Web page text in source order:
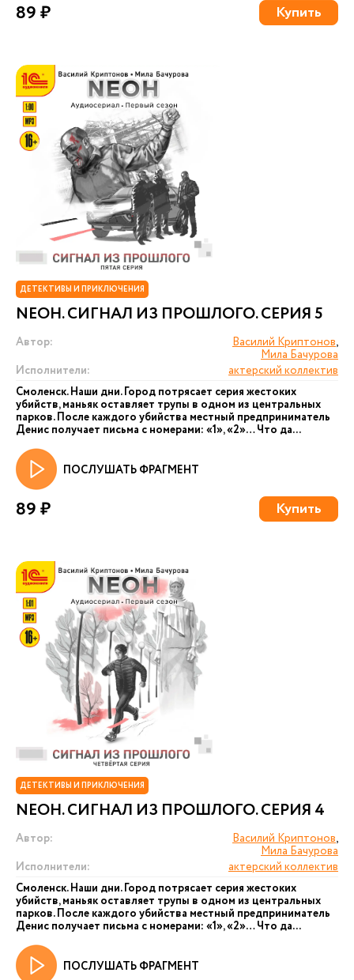
89 ₽ Купить
ДЕТЕКТИВЫ И ПРИКЛЮЧЕНИЯ
NEОН. СИГНАЛ ИЗ ПРОШЛОГО. СЕРИЯ 5
Автор: Василий Криптонов,
Мила Бачурова
Исполнители:
актерский коллектив
Смоленск. Наши дни. Город потрясает серия жестоких
убийств, маньяк оставляет трупы в одном из центральных
парков. После каждого убийства местный предприниматель
Денис получает письма с номерами: «1», «2»… Что да...
ПОСЛУШАТЬ ФРАГМЕНТ
89 ₽ Купить
ДЕТЕКТИВЫ И ПРИКЛЮЧЕНИЯ
NEОН. СИГНАЛ ИЗ ПРОШЛОГО. СЕРИЯ 4
Автор: Василий Криптонов,
Мила Бачурова
Исполнители:
актерский коллектив
Смоленск. Наши дни. Город потрясает серия жестоких
убийств, маньяк оставляет трупы в одном из центральных
парков. После каждого убийства местный предприниматель
Денис получает письма с номерами: «1», «2»… Что да...
ПОСЛУШАТЬ ФРАГМЕНТ